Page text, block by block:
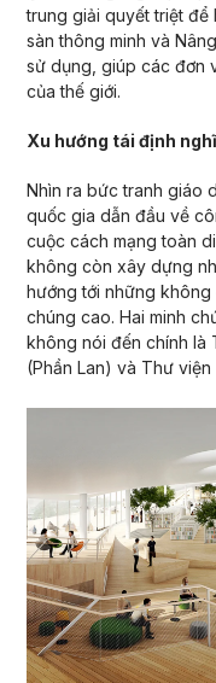
trung giải quyết triệt để
sàn thông minh và
sử dụng, giúp các đơn
của thế giới.
Xu hướng tái định
Nhìn ra bức tranh giáo
quốc gia dẫn đầu về
cuộc cách mạng toàn
không còn xây dựng
hướng tới những không
chúng cao. Hai minh
không nói đến chính là
(Phần Lan) và Thư